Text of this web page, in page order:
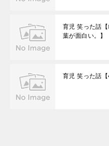
育児 笑った話
葉が面白い。】
育児 笑った話【